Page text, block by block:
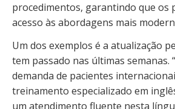
procedimentos, garantindo que os
acesso às abordagens mais
Um dos exemplos é a atualização
tem passado nas últimas semanas.
demanda de pacientes
treinamento especializado em
um atendimento fluente nesta